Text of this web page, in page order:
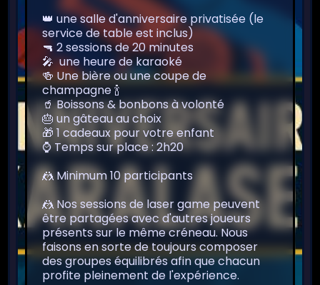
👑 une salle d'anniversaire privatisée (le
service de table est inclus)
🔫 2 sessions de 20 minutes
🎤 une heure de karaoké
🍻 Une bière ou une coupe de
champagne 🍾
🥤 Boissons & bonbons à volonté
🎂 un gâteau au choix
🎁 1 cadeaux pour votre enfant
⌚️ Temps sur place : 2h20
🤼 Minimum 10 participants
🤼 Nos sessions de laser game peuvent
être partagées avec d'autres joueurs
présents sur le même créneau. Nous
faisons en sorte de toujours composer
des groupes équilibrés afin que chacun
profite pleinement de l'expérience.